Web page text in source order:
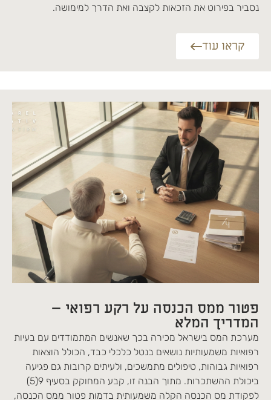
נסביר בפירוט את הזכאות לקצבה ואת הדרך למימושה.
קראו עוד
פטור ממס הכנסה על רקע רפואי –
המדריך המלא
מערכת המס בישראל מכירה בכך שאנשים המתמודדים עם בעיות
רפואיות משמעותיות נושאים בנטל כלכלי כבד, הכולל הוצאות
רפואיות גבוהות, טיפולים מתמשכים, ולעיתים קרובות גם פגיעה
ביכולת ההשתכרות. מתוך הבנה זו, קבע המחוקק בסעיף 9(5)
לפקודת מס הכנסה הקלה משמעותית בדמות פטור ממס הכנסה,